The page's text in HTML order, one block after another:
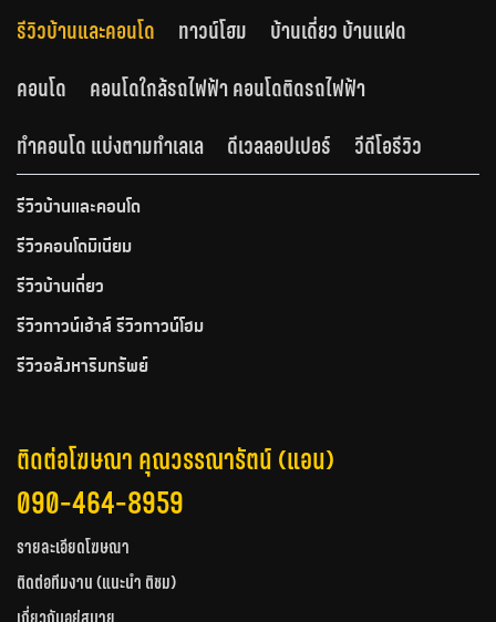
รีวิวบ้านและคอนโด ทาวน์โฮม
บ้านเดี่ยว บ้านแฝด
คอนโด
คอนโดใกล้รถไฟฟ้า คอนโดติดรถไฟฟ้า
ทำคอนโด แบ่งตามทำเลเล
ดีเวลลอปเปอร์ วีดีโอรีวิว
รีวิวบ้านและคอนโด
รีวิวคอนโดมิเนียม
รีวิวบ้านเดี่ยว
รีวิวทาวน์เฮ้าส์ รีวิวทาวน์โฮม
รีวิวอสังหาริมทรัพย์
ติดต่อโฆษณา คุณวรรณารัตน์ (แอน)
090-464-8959
รายละเอียดโฆษณา
ติดต่อทีมงาน (แนะนำ ติชม)